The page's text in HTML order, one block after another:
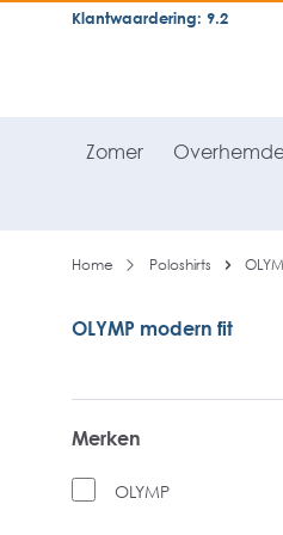
Klantwaardering: 9.2
Zomer
Home Poloshirts
OLYMP modern fit
Merken
OLYMP